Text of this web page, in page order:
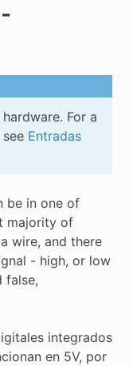
For a
Entradas
be in one of
majority of
wire, and there
- high, or low
false,
integrados
en 5V, por